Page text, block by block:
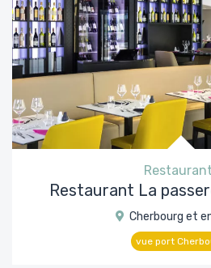
Restaurant La
Cherbourg et
vue port